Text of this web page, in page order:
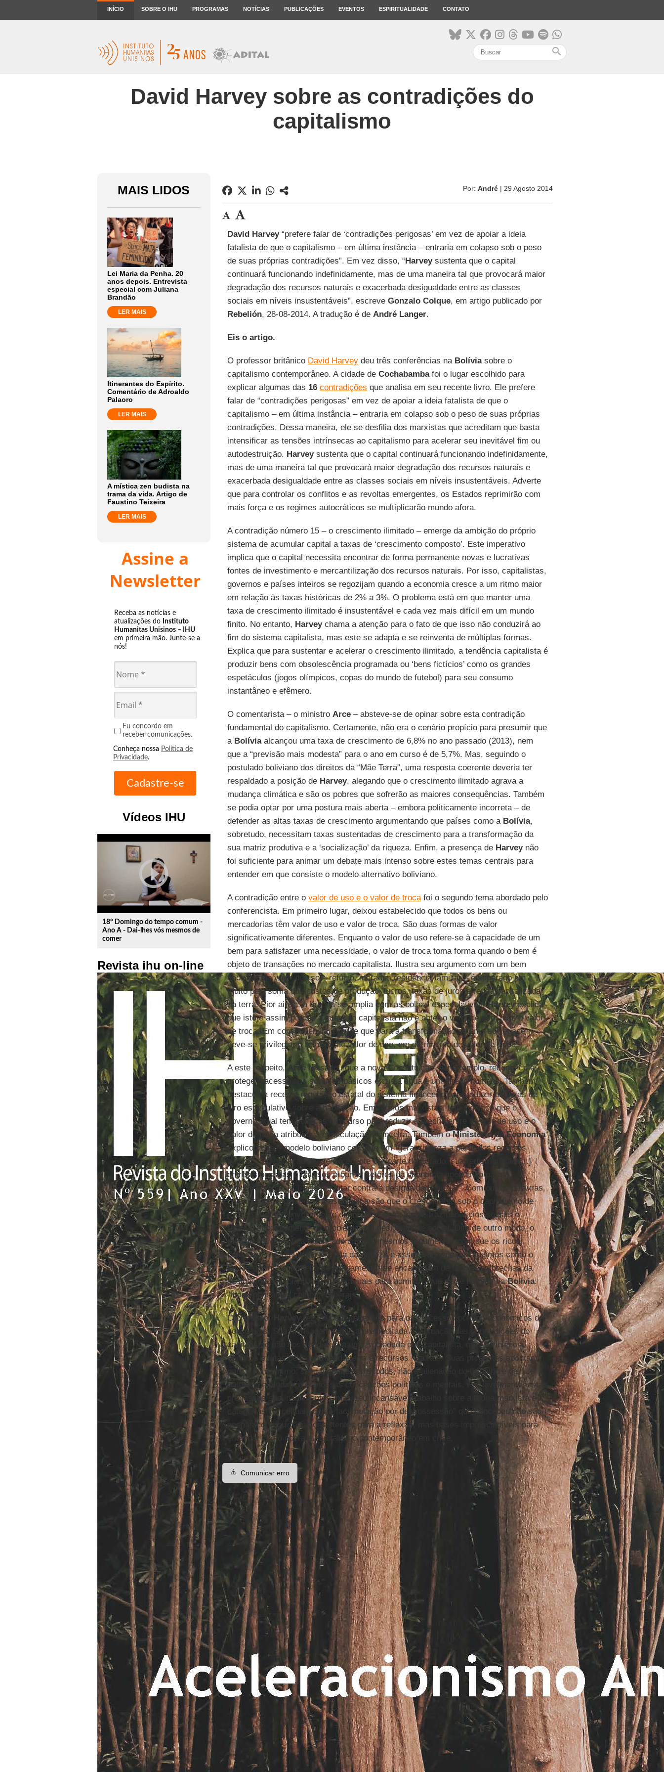
INÍCIO SOBRE O IHU PROGRAMAS NOTÍCIAS PUBLICAÇÕES EVENTOS ESPIRITUALIDADE CONTATO
search
David Harvey sobre as contradições do
capitalismo
MAIS LIDOS
Lei Maria da Penha. 20
anos depois. Entrevista
especial com Juliana
Brandão
LER MAIS
Itinerantes do Espírito.
Comentário de Adroaldo
Palaoro
LER MAIS
A mística zen budista na
trama da vida. Artigo de
Faustino Teixeira
LER MAIS
Assine a
Newsletter
Receba as notícias e
atualizações do Instituto
Humanitas Unisinos – IHU
em primeira mão. Junte-se a
nós!
Eu concordo em
receber comunicações.
Conheça nossa Política de
Privacidade.
Vídeos IHU
play_circle_outline
18º Domingo do tempo comum -
Ano A - Dai-lhes vós mesmos de
comer
Revista ihu on-line
Por: André| 29 Agosto 2014
David Harvey“prefere falar de ‘contradições perigosas’ em vez de apoiar a ideia
fatalista de que o capitalismo – em última instância – entraria em colapso sob o peso
de suas próprias contradições”. Em vez disso, “Harveysustenta que o capital
continuará funcionando indefinidamente, mas de uma maneira tal que provocará maior
degradação dos recursos naturais e exacerbada desigualdade entre as classes
sociais em níveis insustentáveis”, escreve Gonzalo Colque, em artigo publicado por
Rebelión, 28-08-2014. A tradução é de André Langer.
Eis o artigo.
O professor britânico David Harveydeu três conferências na Bolíviasobre o
capitalismo contemporâneo. A cidade de Cochabambafoi o lugar escolhido para
explicar algumas das 16 contradições que analisa em seu recente livro. Ele prefere
falar de “contradições perigosas” em vez de apoiar a ideia fatalista de que o
capitalismo – em última instância – entraria em colapso sob o peso de suas próprias
contradições. Dessa maneira, ele se desfilia dos marxistas que acreditam que basta
intensificar as tensões intrínsecas ao capitalismo para acelerar seu inevitável fim ou
autodestruição. Harveysustenta que o capital continuará funcionando indefinidamente,
mas de uma maneira tal que provocará maior degradação dos recursos naturais e
exacerbada desigualdade entre as classes sociais em níveis insustentáveis. Adverte
que para controlar os conflitos e as revoltas emergentes, os Estados reprimirão com
mais força e os regimes autocráticos se multiplicarão mundo afora.
A contradição número 15 – o crescimento ilimitado – emerge da ambição do próprio
sistema de acumular capital a taxas de ‘crescimento composto’. Este imperativo
implica que o capital necessita encontrar de forma permanente novas e lucrativas
fontes de investimento e mercantilização dos recursos naturais. Por isso, capitalistas,
governos e países inteiros se regozijam quando a economia cresce a um ritmo maior
em relação às taxas históricas de 2% a 3%. O problema está em que manter uma
taxa de crescimento ilimitado é insustentável e cada vez mais difícil em um mundo
finito. No entanto, Harveychama a atenção para o fato de que isso não conduzirá ao
fim do sistema capitalista, mas este se adapta e se reinventa de múltiplas formas.
Explica que para sustentar e acelerar o crescimento ilimitado, a tendência capitalista é
produzir bens com obsolescência programada ou ‘bens fictícios’ como os grandes
espetáculos (jogos olímpicos, copas do mundo de futebol) para seu consumo
instantâneo e efêmero.
O comentarista – o ministro Arce– absteve-se de opinar sobre esta contradição
fundamental do capitalismo. Certamente, não era o cenário propício para presumir que
a Bolíviaalcançou uma taxa de crescimento de 6,8% no ano passado (2013), nem
que a “previsão mais modesta” para o ano em curso é de 5,7%. Mas, seguindo o
postulado boliviano dos direitos da “Mãe Terra”, uma resposta coerente deveria ter
respaldado a posição de Harvey, alegando que o crescimento ilimitado agrava a
mudança climática e são os pobres que sofrerão as maiores consequências. Também
se podia optar por uma postura mais aberta – embora politicamente incorreta – de
defender as altas taxas de crescimento argumentando que países como a Bolívia,
sobretudo, necessitam taxas sustentadas de crescimento para a transformação da
sua matriz produtiva e a ‘socialização’ da riqueza. Enfim, a presença de Harveynão
foi suficiente para animar um debate mais intenso sobre estes temas centrais para
entender em que consiste o modelo alternativo boliviano.
A contradição entre o valor de uso e o valor de trocafoi o segundo tema abordado pelo
conferencista. Em primeiro lugar, deixou estabelecido que todos os bens ou
mercadorias têm valor de uso e valor de troca. São duas formas de valor
significativamente diferentes. Enquanto o valor de uso refere-se à capacidade de um
bem para satisfazer uma necessidade, o valor de troca toma forma quando o bem é
objeto de transações no mercado capitalista. Ilustra seu argumento com um bem
imóvel, cujo valor de uso – refúgio, moradia, residência familiar – é superado em
muito pela soma dos custos de produção, lucros, taxas de juros e renda capitalizada
da terra. Pior ainda, a brecha se amplia com as bolhas especulativas.Harveyexplica
que isto é assim porque a intenção capitalista não é obter o valor de uso, mas o valor
de troca. Em consequência, propõe que para a transformação de uma sociedade
deve-se privilegiar e retornar ao valor de uso, em detrimento do valor de troca.
A este respeito,Arceressaltou que a nova Constituição, por exemplo, reconhece e
protege o acesso aos serviços básicos e que a água é um direito humano. Também
destacou a recente regulação estatal do sistema financeiro para reduzir as taxas de
juro especulativo sobre a habitação. Em termos marxistas, isto significa que o
governo atual tem políticas em curso para reduzir a brecha entre o valor de uso e o
valor de troca atribuída à especulação financeira. Também oMinistério da Economia
explicou que o modelo boliviano consiste em “gerar riqueza a partir dos recursos
naturais, apropriação desse excedente por parte do Estado, sua redistribuição [...]
entre as pessoas e entre os próprios setores da economia apontando para a
industrialização [...] e assim lutar contra a desigualdade social”. Com outras palavras,
os supostos subjacentes a esta lógica são que o crescimento sob o capitalismo de
Estado gera desenvolvimento econômico ainda maior, traz benefícios sociais e
resolve eficientemente os problemas da desigualdade social. Dito de outro modo, o
modelo boliviano fica justificado com os mesmos argumentos com que os ricos
defendem a acumulação privada da riqueza e asseveram que mecanismos como o
trickle-downeffect (efeito de gotejamento) se encarregam de reduzir as brechas da
desigualdade social. Uma razão a mais para admitir o que disse
HarveynaBolívia:
“todos pensamos como neoliberais”.
O professor Harvey fez valiosas reflexões para os processos político-econômicos de
nosso país. Sua mensagem é que a premeditada acentuação das contradições do
capitalismo não nos conduzirá a uma sociedade pós-capitalista, mas à violência,
conflitos e lutas pelo controle da terra e recursos naturais. Suas propostas apontam
para o humanismo: solidariedade entre todos, não à alienação do trabalho e da
natureza e mudança de nossas concepções políticas e mentais. Provavelmente, estas
premissas são insuficientes, mas seu incansável trabalho sobre a teoria marxista e
categorias conceituais como “acumulação por despossessão” que concebeu não são
apenas contribuições consistentes para a reflexão, mas bases imprescindíveis para
entender como opera o capitalismo contemporâneo em crise.
⚠️ Comunicar erro